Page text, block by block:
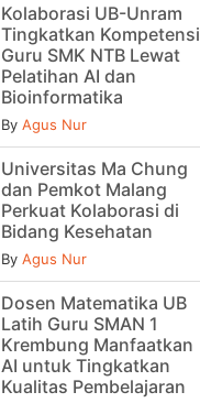
Kolaborasi UB-Unram
Tingkatkan Kompetensi
Guru SMK NTB Lewat
Pelatihan AI dan
Bioinformatika
By Agus Nur
Universitas Ma Chung
dan Pemkot Malang
Perkuat Kolaborasi di
Bidang Kesehatan
By Agus Nur
Dosen Matematika UB
Latih Guru SMAN 1
Krembung Manfaatkan
AI untuk Tingkatkan
Kualitas Pembelajaran